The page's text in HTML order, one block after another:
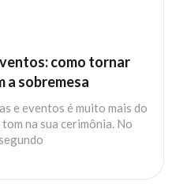
como tornar
a sobremesa
e eventos é muito mais do
na sua cerimônia. No